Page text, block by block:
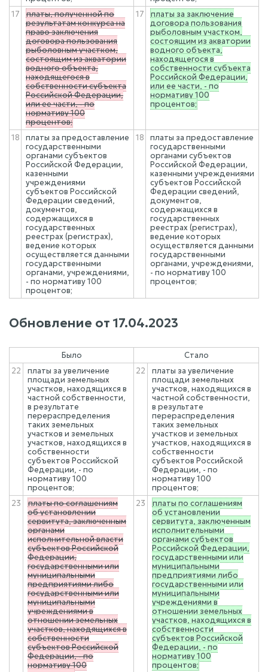
17
платы, полученной по
результатам конкурса на
право заключения
договора пользования
рыболовным участком,
состоящим из акватории
водного объекта,
находящегося в
собственности субъекта
Российской Федерации,
или ее части, - по
нормативу 100
процентов;
17
платы за заключение
договора пользования
рыболовным участком,
состоящим из акватории
водного объекта,
находящегося в
собственности субъекта
Российской Федерации,
или ее части, - по
нормативу 100
процентов;
18
платы за предоставление
государственными
органами субъектов
Российской Федерации,
казенными
учреждениями
субъектов Российской
Федерации сведений,
документов,
содержащихся в
государственных
реестрах (регистрах),
ведение которых
осуществляется данными
государственными
органами, учреждениями,
- по нормативу 100
процентов;
18
платы за предоставление
государственными
органами субъектов
Российской Федерации,
казенными учреждениями
субъектов Российской
Федерации сведений,
документов,
содержащихся в
государственных
реестрах (регистрах),
ведение которых
осуществляется данными
государственными
органами, учреждениями,
- по нормативу 100
процентов;
Обновление от 17.04.2023
Было
Стало
22
платы за увеличение
площади земельных
участков, находящихся в
частной собственности,
в результате
перераспределения
таких земельных
участков и земельных
участков, находящихся в
собственности
субъектов Российской
Федерации, - по
нормативу 100
процентов;
22
платы за увеличение
площади земельных
участков, находящихся в
частной собственности,
в результате
перераспределения
таких земельных
участков и земельных
участков, находящихся в
собственности
субъектов Российской
Федерации, - по
нормативу 100
процентов;
23
платы по соглашениям
об установлении
сервитута, заключенным
органами
исполнительной власти
субъектов Российской
Федерации,
государственными или
муниципальными
предприятиями либо
государственными или
муниципальными
учреждениями в
отношении земельных
участков, находящихся в
собственности
субъектов Российской
Федерации, - по
нормативу 100
23
платы по соглашениям
об установлении
сервитута, заключенным
исполнительными
органами субъектов
Российской Федерации,
государственными или
муниципальными
предприятиями либо
государственными или
муниципальными
учреждениями в
отношении земельных
участков, находящихся в
собственности
субъектов Российской
Федерации, - по
нормативу 100
процентов;